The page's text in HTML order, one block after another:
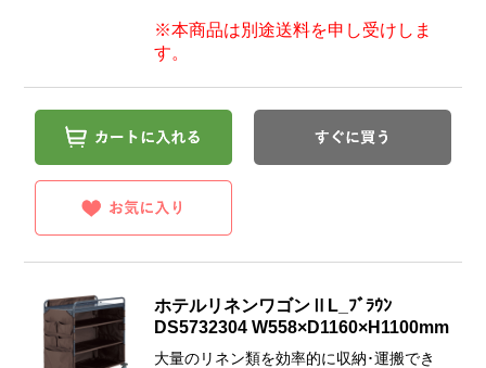
※本商品は別途送料を申し受けしま
す。
ホテルリネンワゴンⅡL_ﾌﾞﾗｳﾝ
DS5732304 W558×D1160×H1100mm
大量のリネン類を効率的に収納･運搬でき